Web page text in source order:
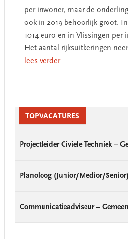
per inwoner, maar de
ook in 2019 behoorlijk groot.
1014 euro en in Vlissingen per
Het aantal rijksuitkeringen
lees verder
SidebarTOPVACATURES
Projectleider Civiele Techniek –
Planoloog (Junior/Medior/
Communicatieadviseur –